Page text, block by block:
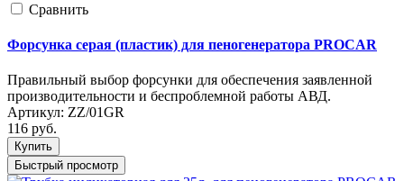
Cравнить
Форсунка серая (пластик) для пеногенератора PROCAR
Правильный выбор форсунки для обеспечения заявленной
производительности и беспроблемной работы АВД.
Артикул: ZZ/01GR
116 руб.
Купить
Быстрый просмотр